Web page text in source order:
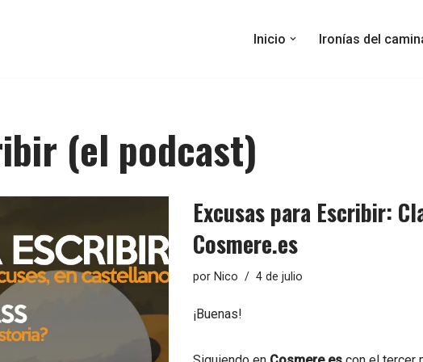
Inicio Ironías del
(el podcast)
Excusas para Escribir:
Cosmere.es
por Nico 4 de julio
¡Buenas!